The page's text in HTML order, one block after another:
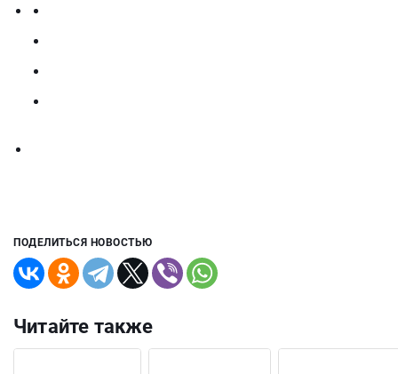
ПОДЕЛИТЬСЯ НОВОСТЬЮ
Читайте также